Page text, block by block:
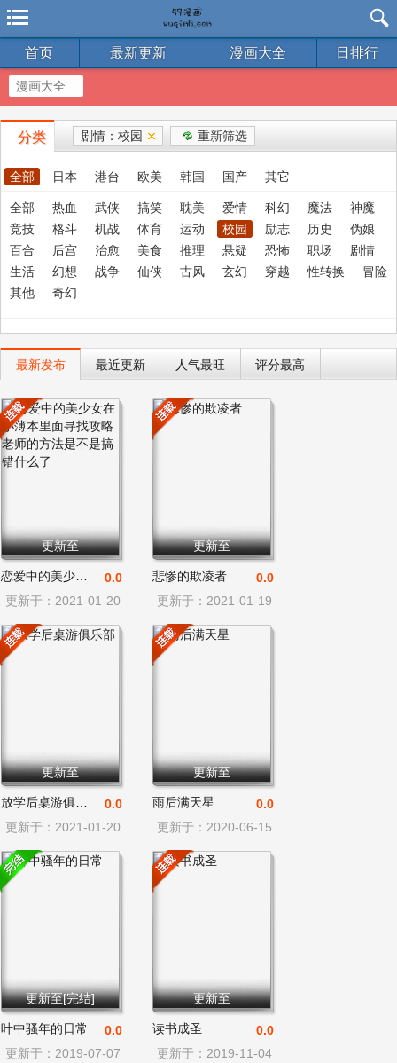
首页 最新更新 漫画大全 日排行
漫画大全
分类 剧情：校园 重新筛选
全部 日本 港台 欧美 韩国 国产 其它
全部 热血 武侠 搞笑 耽美 爱情 科幻 魔法
神魔
竞技
格斗 机战 体育 运动 校园 励志 历史
伪娘
百合
后宫 治愈 美食 推理 悬疑 恐怖 职场
剧情
生活
幻想 战争 仙侠 古风 玄幻 穿越 性转换
冒险
其他
奇幻
最新发布 最近更新 人气最旺 评分最高
更新至
更新于：2021-01-20
0.0
更新至
悲惨的欺凌者
更新于：2021-01-19
0.0
更新至
更新于：2021-01-20
0.0
更新至
雨后满天星
更新于：2020-06-15
0.0
更新至[完结]
叶中骚年的日常
更新于：2019-07-07
0.0
更新至
读书成圣
更新于：2019-11-04
0.0